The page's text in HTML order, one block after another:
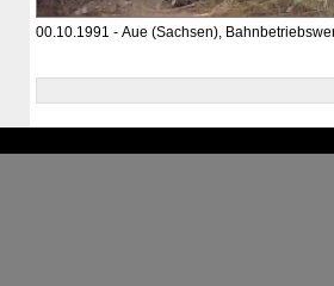
00.10.1991 - Aue (Sachsen),